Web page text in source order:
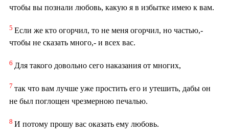
чтобы вы познали любовь, какую я в избытке имею к вам.
5 Если же кто огорчил, то не меня огорчил, но частью,-
чтобы не сказать много,- и всех вас.
6 Для такого довольно сего наказания от многих,
7 так что вам лучше уже простить его и утешить, дабы он
не был поглощен чрезмерною печалью.
8 И потому прошу вас оказать ему любовь.